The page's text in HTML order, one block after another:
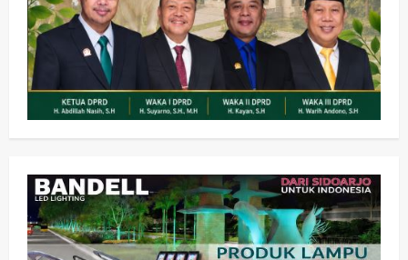
2
PWI dan Sapma PP Sidoarjo
Memanaskan Mesin Menuju Piala
Soccer
wartanusa 5 Agustus 2026